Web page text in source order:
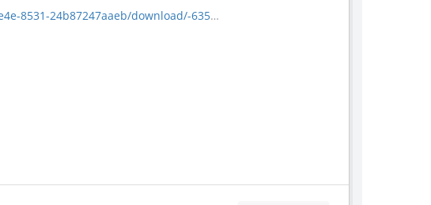
24b87247aaeb/download/-63520.jpg